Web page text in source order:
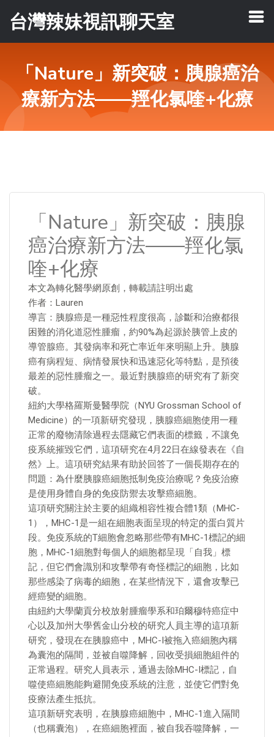
台灣辣妹視訊聊天室
「Nature」新突破：胰腺癌治
療新方法——羥化氯喹+化療
「Nature」新突破：胰腺
癌治療新方法——羥化氯
喹+化療
本文為轉化醫學網原創，轉載請註明出處
作者：Lauren
導言：胰腺癌是一種惡性程度很高，診斷和治療都很
困難的消化道惡性腫瘤，約90%為起源於胰管上皮的
導管腺癌。其發病率和死亡率近年來明顯上升。胰腺
癌有病程短、病情發展快和迅速惡化等特點，是預後
最差的惡性腫瘤之一。最近對胰腺癌的研究有了新突
破。
紐約大學格羅斯曼醫學院（NYU Grossman School of
Medicine）的一項新研究發現，胰腺癌細胞使用一種
正常的廢物清除過程去隱藏它們表面的標籤，不讓免
疫系統摧毀它們，這項研究在4月22日在線發表在《自
然》上。這項研究結果有助於回答了一個長期存在的
問題：為什麼胰腺癌細胞抵制免疫治療呢？免疫治療
是使用身體自身的免疫防禦去攻擊癌細胞。
這項研究關注於主要的組織相容性複合體1類（MHC-
1），MHC-1是一組在細胞表面呈現的特定的蛋白質片
段。免疫系統的T細胞會忽略那些帶有MHC-1標記的細
胞，MHC-1細胞對每個人的細胞都呈現「自我」標
記，但它們會識別和攻擊帶有奇怪標記的細胞，比如
那些感染了病毒的細胞，在某些情況下，還會攻擊已
經癌變的細胞。
由紐約大學蘭貢分校放射腫瘤學系和珀爾穆特癌症中
心以及加州大學舊金山分校的研究人員主導的這項新
研究，發現在在胰腺癌中，MHC-I被拖入癌細胞內稱
為囊泡的隔間，並被自噬降解，回收受損細胞組件的
正常過程。研究人員表示，通過去除MHC-I標記，自
噬使癌細胞能夠避開免疫系統的注意，並使它們對免
疫療法產生抵抗。
這項新研究表明，在胰腺癌細胞中，MHC-1進入隔間
（也稱囊泡），在癌細胞裡面，被自我吞噬降解，一